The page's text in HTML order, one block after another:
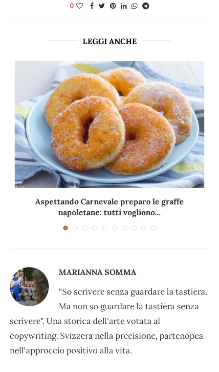
0
LEGGI ANCHE
Aspettando Carnevale preparo le graffe
napoletane: tutti vogliono...
MARIANNA SOMMA
“So scrivere senza guardare la tastiera.
Ma non so guardare la tastiera senza
scrivere". Una storica dell'arte votata al
copywriting. Svizzera nella precisione, partenopea
nell'approccio positivo alla vita.